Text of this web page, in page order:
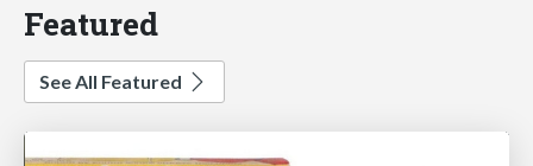
Featured
See All Featured